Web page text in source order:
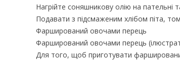
Нагрійте соняшникову олію на
Подавати з підсмаженим хлібом піта,
Фарширований овочами перець
Фарширований овочами перець
Для того, щоб приготувати